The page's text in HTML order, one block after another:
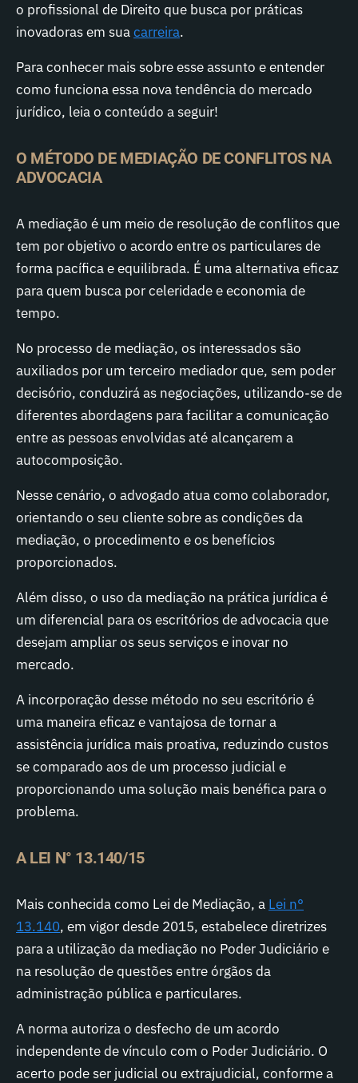
o profissional de Direito que busca por práticas
inovadoras em suacarreira.
Para conhecer mais sobre esse assunto e entender
como funciona essa nova tendência do mercado
jurídico, leia o conteúdo a seguir!
O MÉTODO DE MEDIAÇÃO DE CONFLITOS NA
ADVOCACIA
A mediação é um meio de resolução de conflitos que
tem por objetivo o acordo entre os particulares de
forma pacífica e equilibrada. É uma alternativa eficaz
para quem busca por celeridade e economia de
tempo.
No processo de mediação, os interessados são
auxiliados por um terceiro mediador que, sem poder
decisório, conduzirá as negociações, utilizando-se de
diferentes abordagens para facilitar a comunicação
entre as pessoas envolvidas até alcançarem a
autocomposição.
Nesse cenário, o advogado atua como colaborador,
orientando o seu cliente sobre as condições da
mediação, o procedimento e os benefícios
proporcionados.
Além disso, o uso da mediação na prática jurídica é
um diferencial para os escritórios de advocacia que
desejam ampliar os seus serviços e inovar no
mercado.
A incorporação desse método no seu escritório é
uma maneira eficaz e vantajosa de tornar a
assistência jurídica mais proativa, reduzindo custos
se comparado aos de um processo judicial e
proporcionando uma solução mais benéfica para o
problema.
A LEI N° 13.140/15
Mais conhecida como Lei de Mediação, a Lei n°
13.140, em vigor desde 2015, estabelece diretrizes
para a utilização da mediação no Poder Judiciário e
na resolução de questões entre órgãos da
administração pública e particulares.
A norma autoriza o desfecho de um acordo
independente de vínculo com o Poder Judiciário. O
acerto pode ser judicial ou extrajudicial, conforme a